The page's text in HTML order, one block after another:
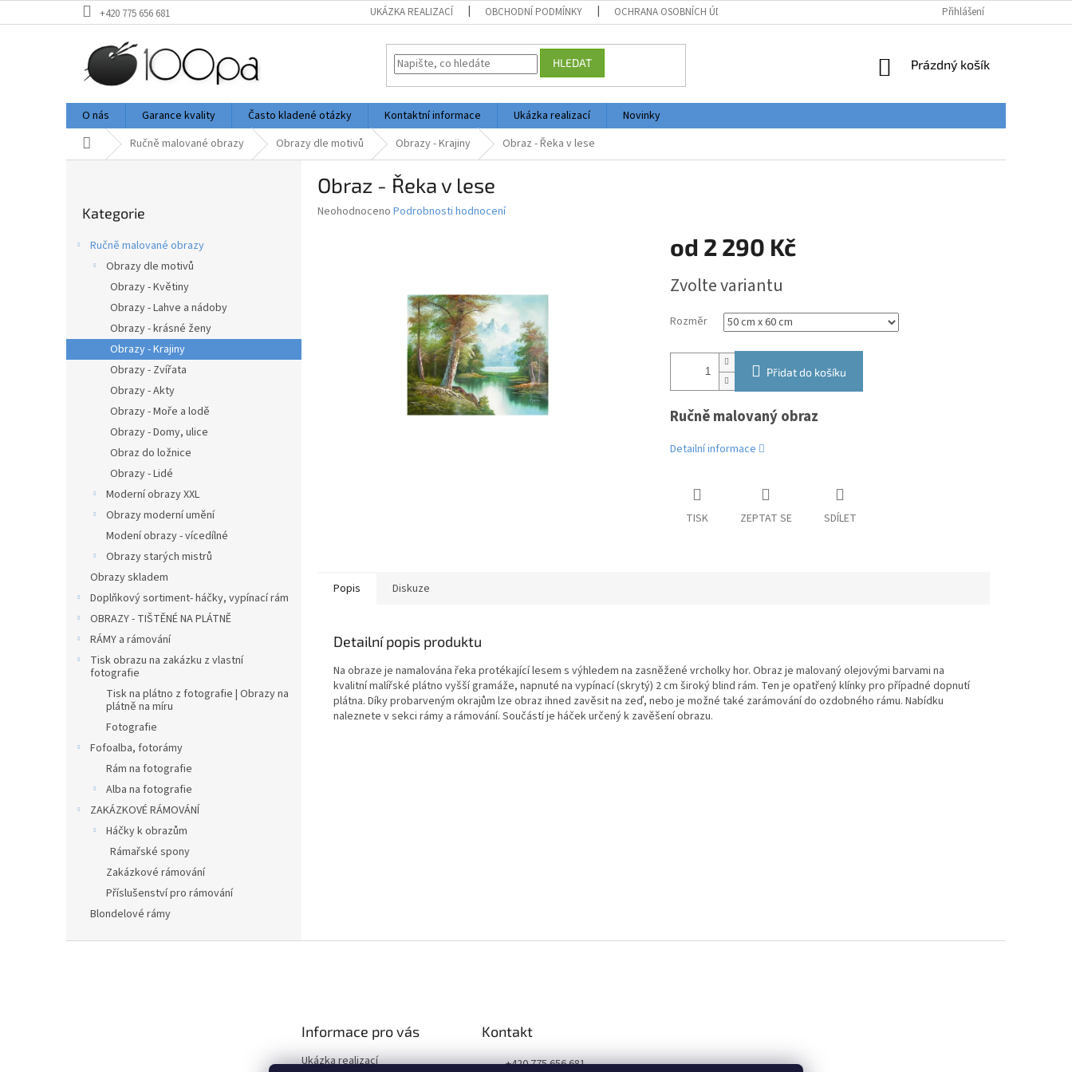
na
+420 775 656 681 UKÁZKA REALIZACÍ OBCHODNÍ PODMÍNKY OCHRANA OSOBNÍCH ÚDAJŮ Přihlášení
HLEDAT
NÁKUPNÍ
Prázdný košík
O nás Garance kvality Často kladené otázky Kontaktní informace Ukázka realizací
Novinky
Domů Ručně malované obrazy Obrazy dle motivů Obrazy - Krajiny Obraz - Řeka v lese
a
n
kategorie
Kategorie
Ručně malované obrazy
Obrazy dle motivů
Obrazy - Květiny
Obrazy - Lahve a nádoby
Obrazy - krásné ženy
Obrazy - Krajiny
Obrazy - Zvířata
Obrazy - Akty
Obrazy - Moře a lodě
Obrazy - Domy, ulice
Obraz do ložnice
Obrazy - Lidé
Moderní obrazy XXL
Obrazy moderní umění
Modení obrazy - vícedílné
Obrazy starých mistrů
Obrazy skladem
Doplňkový sortiment- háčky, vypínací rám
OBRAZY - TIŠTĚNÉ NA PLÁTNĚ
RÁMY a rámování
Tisk obrazu na zakázku z vlastní
fotografie
Tisk na plátno z fotografie | Obrazy na
plátně na míru
Fotografie
Fofoalba, fotorámy
Rám na fotografie
Alba na fotografie
ZAKÁZKOVÉ RÁMOVÁNÍ
Háčky k obrazům
Rámařské spony
Zakázkové rámování
Příslušenství pro rámování
Blondelové rámy
Obraz - Řeka v lese
Průměrné
Neohodnoceno Podrobnosti hodnocení
od 2 290 Kč
cena:
Zvolte variantu
Rozměr
Přidat do košíku
Ručně malovaný obraz
Detailní informace
TISK ZEPTAT SE SDÍLET
Popis Diskuze
Detailní popis produktu
Na obraze je namalována řeka protékající lesem s výhledem na zasněžené vrcholky hor. Obraz je malovaný olejovými barvami na
kvalitní malířské plátno vyšší gramáže, napnuté na vypínací (skrytý) 2 cm široký blind rám. Ten je opatřený klínky pro případné dopnutí
plátna. Díky probarveným okrajům lze obraz ihned zavěsit na zeď, nebo je možné také zarámování do ozdobného rámu. Nabídku
naleznete v sekci rámy a rámování. Součástí je háček určený k zavěšení obrazu.
Informace pro vás
Ukázka realizací
Kontakt
+420 775 656 681